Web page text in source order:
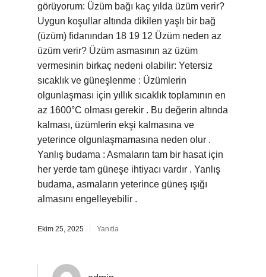
görüyorum: Üzüm bağı kaç yılda üzüm verir?
Uygun koşullar altında dikilen yaşlı bir bağ
(üzüm) fidanından 18 19 12 Üzüm neden az
üzüm verir? Üzüm asmasının az üzüm
vermesinin birkaç nedeni olabilir: Yetersiz
sıcaklık ve güneşlenme : Üzümlerin
olgunlaşması için yıllık sıcaklık toplamının en
az 1600°C olması gerekir . Bu değerin altında
kalması, üzümlerin ekşi kalmasına ve
yeterince olgunlaşmamasına neden olur .
Yanlış budama : Asmaların tam bir hasat için
her yerde tam güneşe ihtiyacı vardır . Yanlış
budama, asmaların yeterince güneş ışığı
almasını engelleyebilir .
Ekim 25, 2025 Yanıtla